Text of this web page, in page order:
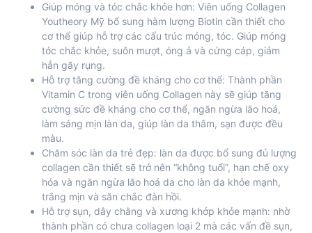
Giúp móng và tóc chắc khỏe hơn: Viên uống Collagen
Youtheory Mỹ bổ sung hàm lượng Biotin cần thiết cho
cơ thể giúp hỗ trợ các cấu trúc móng, tóc. Giúp móng
tóc chắc khỏe, suôn mượt, óng ả và cứng cáp, giảm
hẳn gãy rụng.
Hỗ trợ tăng cường đề kháng cho cơ thể: Thành phần
Vitamin C trong viên uống Collagen này sẽ giúp tăng
cường sức đề kháng cho cơ thể, ngăn ngừa lão hoá,
làm sáng mịn làn da, giúp làn da thâm, sạn được đều
màu.
Chăm sóc làn da trẻ đẹp: làn da được bổ sung đủ lượng
collagen cần thiết sẽ trở nên “không tuổi”, hạn chế oxy
hóa và ngăn ngừa lão hoá da cho làn da khỏe mạnh,
trắng mịn và săn chắc đàn hồi.
Hỗ trợ sụn, dây chằng và xương khớp khỏe mạnh: nhờ
thành phần có chưa collagen loại 2 mà các vấn đề sụn,